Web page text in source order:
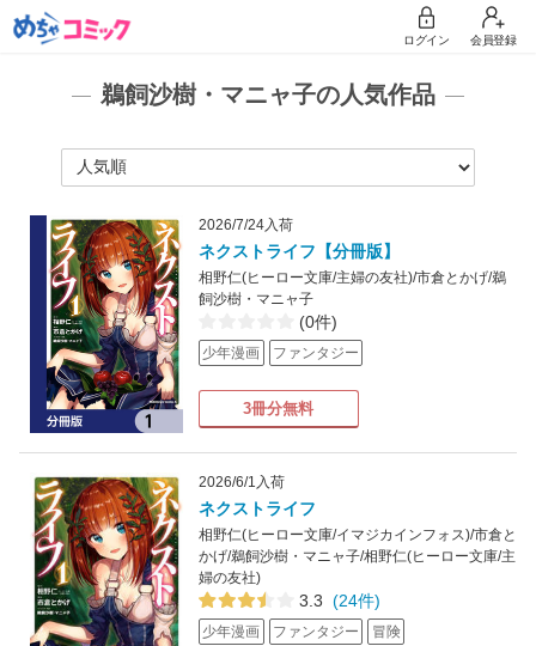
ログイン 会員登録
鵜飼沙樹・マニャ子の人気作品
2026/7/24入荷
ネクストライフ【分冊版】
相野仁(ヒーロー文庫/主婦の友社)/市倉とかげ/鵜
飼沙樹・マニャ子
(0件)
少年漫画 ファンタジー
3冊分無料
2026/6/1入荷
ネクストライフ
相野仁(ヒーロー文庫/イマジカインフォス)/市倉と
かげ/鵜飼沙樹・マニャ子/相野仁(ヒーロー文庫/主
婦の友社)
3.3 (24件)
少年漫画 ファンタジー 冒険